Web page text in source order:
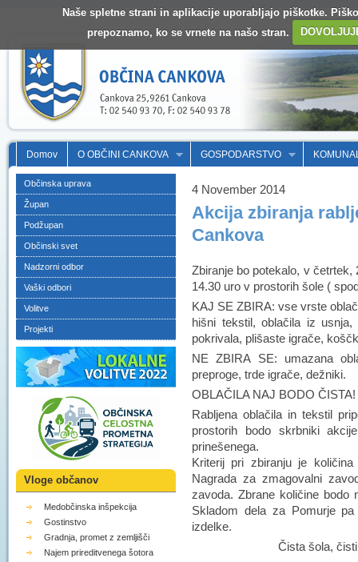
Naše spletne strani in aplikacije uporabljajo piškotke.
prepoznamo, ko se vrnete na našo stran.
Domov O OBČINI CANKOVA GOSPODARSTVO
Občinska uprava
Župan
Podžupan
Občinski svet
Nadzorni odbor
Vaški odbori
Volitve
Projekti
Vloge občanov
Medobčinska inšpekcija
Gostinstvo
Gradnja, promet z zemljišči
Najem prireditvenega šotora
4 November 2014
Akcija zbiranja
Cankova
Zbiranje bo potekalo, v četrtek,
14.30 uro v prostorih šole (
KAJ SE ZBIRA: vse vrste
hišni tekstil, oblačila iz
pokrivala, plišaste igrače,
NE ZBIRA SE: umazana
preproge, trde igrače, dežniki.
OBLAČILA NAJ BODO ČISTA!
Rabljena oblačila in tekstil
prostorih bodo skrbniki
prinešenega.
Kriterij pri zbiranju je
Nagrada za zmagovalni
zavoda. Zbrane količine bodo
Skladom dela za Pomurje
izdelke.
Čista šola,